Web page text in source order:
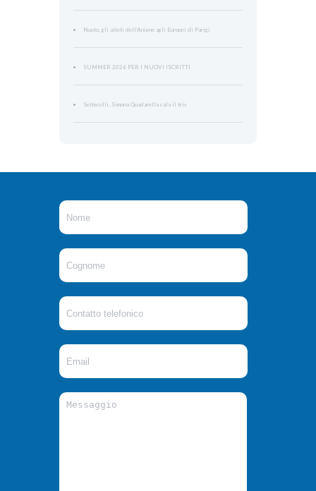
Nuoto, gli atleti dell’Aniene agli Europei di Parigi
SUMMER 2026 PER I NUOVI ISCRITTI
Settecolli, Simona Quadarella cala il tris